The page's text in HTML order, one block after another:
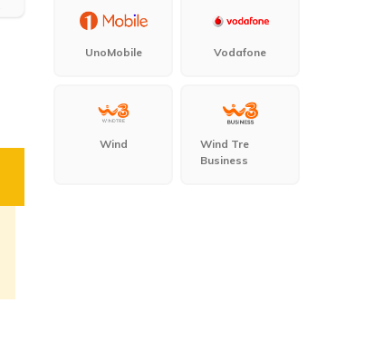
UnoMobile Vodafone
Wind
Wind Tre
Business